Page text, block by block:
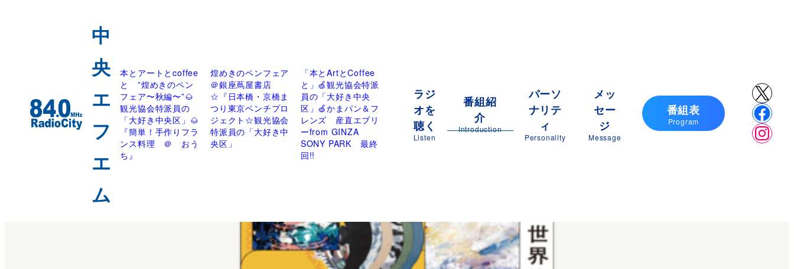
X
本とアートとcoffee
と ”煌めきのペン
フェア〜秋編〜”🌰
観光協会特派員の
「大好き中央区」🌰
『簡単！手作りフラ
ンス料理 ＠ おう
ち』
煌めきのペンフェア
＠銀座蔦屋書店
☆『日本橋・京橋ま
つり東京ベンチプロ
ジェクト☆観光協会
特派員の「大好き中
央区」
「本とArtとCoffee
と」🍏観光協会特派
員の「大好き中央
区」🍏かまパン＆フ
レンズ 産直エブリ
ーfrom GINZA
SONY PARK 最終
回!!
ラジ
オを
聴く
Listen
番組紹
介
Introduction
パーソ
ナリテ
ィ
Personality
メッ
セー
ジ
Message
番組表
Program